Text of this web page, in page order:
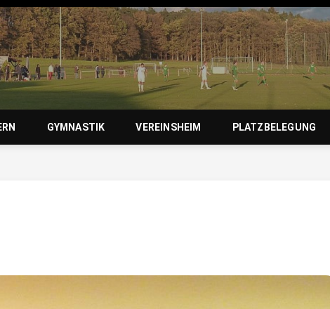
1950
GYMNASTIK VEREINSHEIM PLATZBELEGUNG